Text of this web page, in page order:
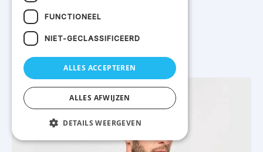
SP229 - Ecologische badstof herenpolo
€ 24.35
FUNCTIONEEL
NIET-GECLASSIFICEERD
ALLES ACCEPTEREN
ALLES AFWIJZEN
DETAILS WEERGEVEN